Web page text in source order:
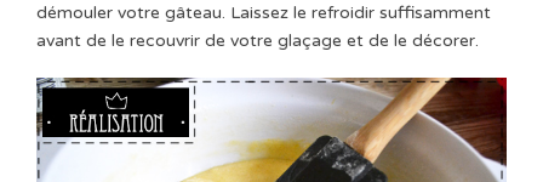
démouler votre gâteau. Laissez le refroidir suffisamment
avant de le recouvrir de votre glaçage et de le décorer.